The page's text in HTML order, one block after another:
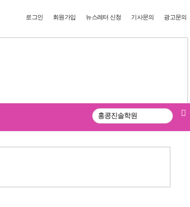
로그인 회원가입 뉴스레터 신청 기사문의 광고문의
검